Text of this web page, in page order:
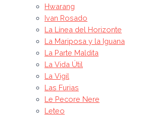
Hwarang
Ivan Rosado
La Línea del Horizonte
La Mariposa y la Iguana
La Parte Maldita
La Vida Útil
La Vigil
Las Furias
Le Pecore Nere
Leteo